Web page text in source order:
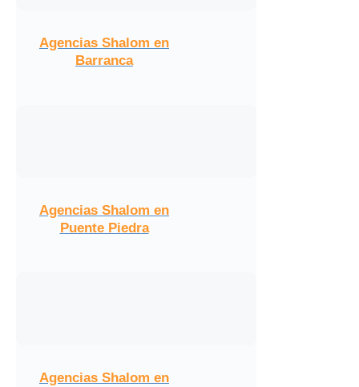
Agencias Shalom en
Barranca
Agencias Shalom en
Puente Piedra
Agencias Shalom en